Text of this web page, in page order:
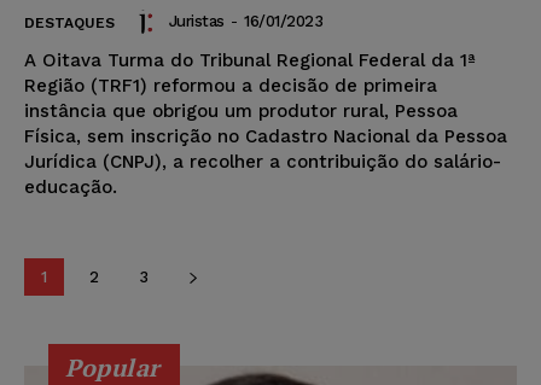
DESTAQUES Juristas - 16/01/2023
A Oitava Turma do Tribunal Regional Federal da 1ª
Região (TRF1) reformou a decisão de primeira
instância que obrigou um produtor rural, Pessoa
Física, sem inscrição no Cadastro Nacional da Pessoa
Jurídica (CNPJ), a recolher a contribuição do salário-
educação.
1 2 3
Popular